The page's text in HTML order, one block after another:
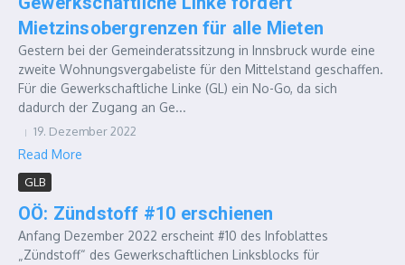
Mietzinsobergrenzen für alle Mieten
Gestern bei der Gemeinderatssitzung in Innsbruck wurde eine
zweite Wohnungsvergabeliste für den Mittelstand geschaffen.
Für die Gewerkschaftliche Linke (GL) ein No-Go, da sich
dadurch der Zugang an Ge...
19. Dezember 2022
Read More
GLB
OÖ: Zündstoff #10 erschienen
Anfang Dezember 2022 erscheint #10 des Infoblattes
„Zündstoff“ des Gewerkschaftlichen Linksblocks für